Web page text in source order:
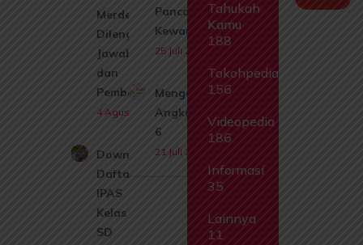
Merdeka
Dilengkapi
Jawaban
dan
Pembahasan
4 Agustus 2026
Download
Daftar Isi
IPAS
Kelas 1
SD
Pancasila dan
Kewarganegaraan
25 Juli 2026
Mengenal
Angka 5-
6
21 Juli 2026
Tahukah
Kamu
188
Tokohpedia
156
Videopedia
186
Informasi
35
Lainnya
11